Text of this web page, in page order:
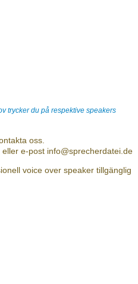
trycker du på respektive speakers
oss.
e-post info@sprecherdatei.de
voice over speaker tillgänglig